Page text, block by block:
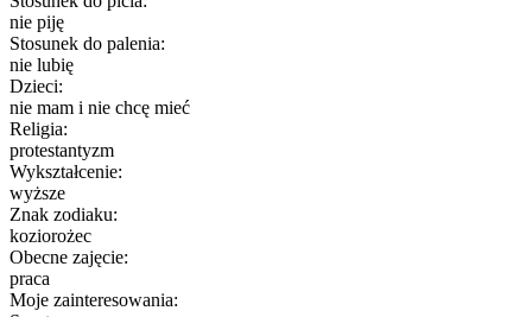
nie piję
Stosunek do palenia:
nie lubię
Dzieci:
nie mam i nie chcę mieć
Religia:
protestantyzm
Wykształcenie:
wyższe
Znak zodiaku:
koziorożec
Obecne zajęcie:
praca
Moje zainteresowania: